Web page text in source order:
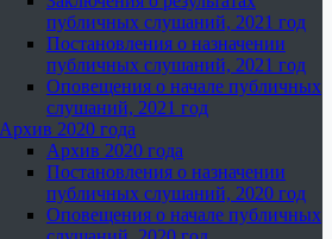
публичных слушаний, 2021 год
Постановления о назначении
публичных слушаний, 2021 год
Оповещения о начале публичных
слушаний, 2021 год
Архив 2020 года
Архив 2020 года
Постановления о назначении
публичных слушаний, 2020 год
Оповещения о начале публичных